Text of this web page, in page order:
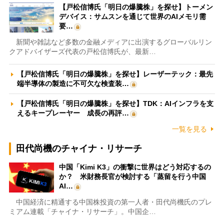
【戸松信博氏「明日の爆騰株」を探せ】トーメン
デバイス：サムスンを通じて世界のAIメモリ需
要…
新聞や雑誌など多数の金融メディアに出演するグローバルリン
クアドバイザーズ代表の戸松信博氏が、最新…
【戸松信博氏「明日の爆騰株」を探せ】レーザーテック：最先
端半導体の製造に不可欠な検査装…
【戸松信博氏「明日の爆騰株」を探せ】TDK：AIインフラを支
えるキープレーヤー 成長の再評…
一覧を見る
田代尚機のチャイナ・リサーチ
中国「Kimi K3」の衝撃に世界はどう対応するの
か？ 米財務長官が検討する「蒸留を行う中国
AI…
中国経済に精通する中国株投資の第一人者・田代尚機氏のプレ
ミアム連載「チャイナ・リサーチ」。中国企…